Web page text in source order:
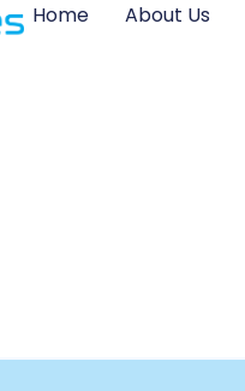
Home About Us